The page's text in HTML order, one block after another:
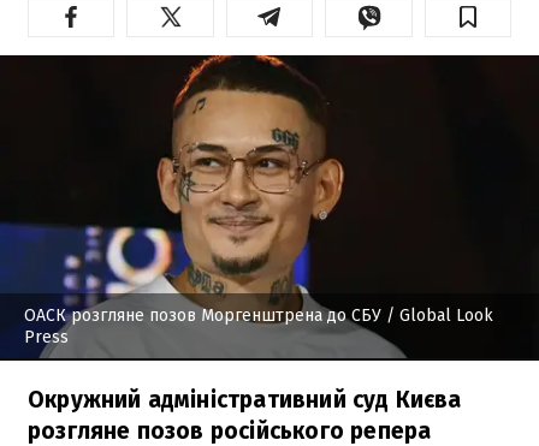
ОАСК розгляне позов Моргенштрена до СБУ / Global Look
Press
Окружний адміністративний суд Києва
розгляне позов російського репера